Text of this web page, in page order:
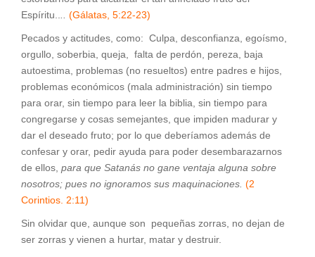
Espíritu.... (Gálatas, 5:22-23)
Pecados y actitudes, como: Culpa, desconfianza, egoísmo,
orgullo, soberbia, queja, falta de perdón, pereza, baja
autoestima, problemas (no resueltos) entre padres e hijos,
problemas económicos (mala administración) sin tiempo
para orar, sin tiempo para leer la biblia, sin tiempo para
congregarse y cosas semejantes, que impiden madurar y
dar el deseado fruto; por lo que deberíamos además de
confesar y orar, pedir ayuda para poder desembarazarnos
de ellos, para que Satanás no gane ventaja alguna sobre
nosotros; pues no ignoramos sus maquinaciones. (2
Corintios. 2:11)
Sin olvidar que, aunque son pequeñas zorras, no dejan de
ser zorras y vienen a hurtar, matar y destruir.